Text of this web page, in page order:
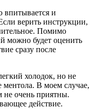
впитывается и
верить инструкции,
Помимо
можно будет оценить
сразу после
холодок, но не
ментола. В моем случае,
не очень приятны.
действие.